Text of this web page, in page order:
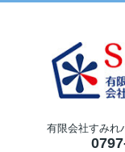
有限会社すみ